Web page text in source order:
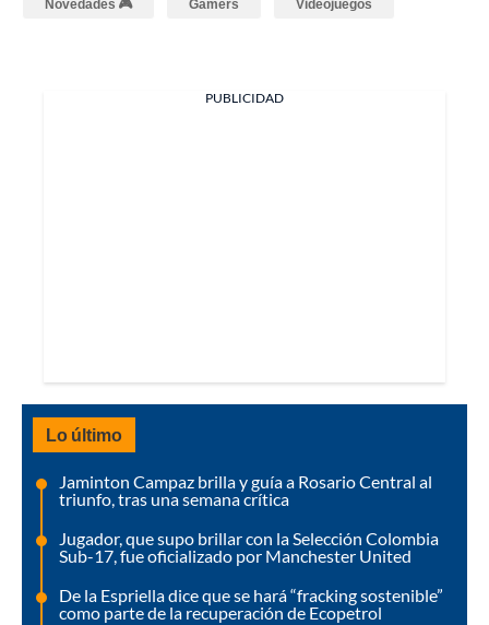
Novedades 🎮 Gamers Videojuegos
PUBLICIDAD
Lo último
Jaminton Campaz brilla y guía a Rosario Central al
triunfo, tras una semana crítica
Jugador, que supo brillar con la Selección Colombia
Sub-17, fue oficializado por Manchester United
De la Espriella dice que se hará “fracking sostenible”
como parte de la recuperación de Ecopetrol